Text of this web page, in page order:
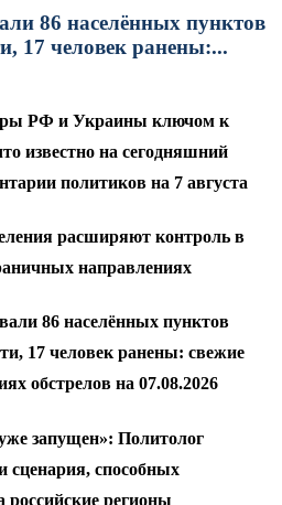
86 населённых пунктов
17 человек ранены:...
РФ и Украины ключом к
известно на сегодняшний
политиков на 7 августа
расширяют контроль в
направлениях
86 населённых пунктов
17 человек ранены: свежие
обстрелов на 07.08.2026
запущен»: Политолог
способных
российские регионы